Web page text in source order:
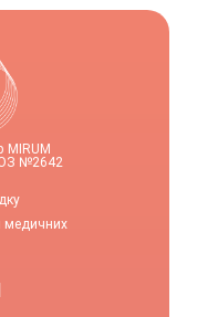
MIRUM
№2642
медичних